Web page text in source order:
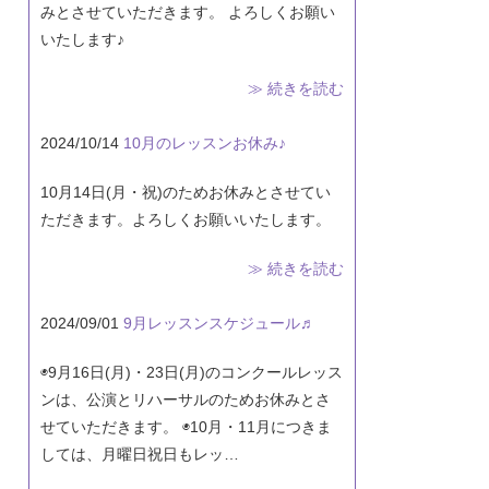
みとさせていただきます。 よろしくお願い
いたします♪
≫ 続きを読む
2024/10/14 10月のレッスンお休み♪
10月14日(月・祝)のためお休みとさせてい
ただきます。よろしくお願いいたします。
≫ 続きを読む
2024/09/01 9月レッスンスケジュール♬
◉9月16日(月)・23日(月)のコンクールレッス
ンは、公演とリハーサルのためお休みとさ
せていただきます。 ◉10月・11月につきま
しては、月曜日祝日もレッ…